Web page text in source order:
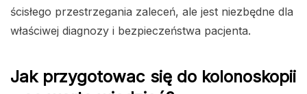
ścisłego przestrzegania zaleceń, ale jest niezbędne dla
właściwej diagnozy i bezpieczeństwa pacjenta.
Jak przygotowac się do kolonoskopii